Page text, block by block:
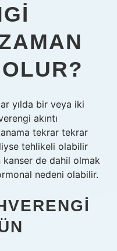
yılda bir veya iki
akıntı
tekrar tekrar
tehlikeli olabilir
kanser de dahil olmak
nedeni olabilir.